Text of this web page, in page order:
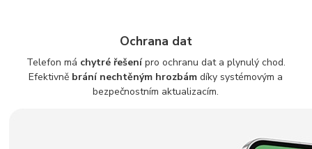
Ochrana dat
Telefon má chytré řešenípro ochranu dat a plynulý chod.
Efektivně brání nechtěným hrozbám díky systémovým a
bezpečnostním aktualizacím.